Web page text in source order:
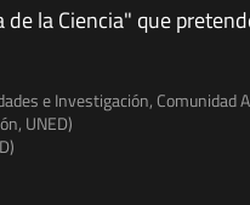
la Ciencia" que
e Investigación, Comunidad
UNED)